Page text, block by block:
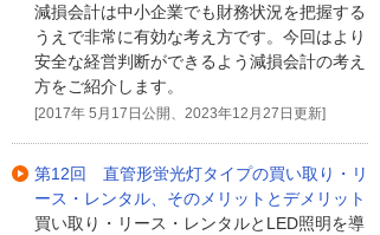
減損会計は中小企業でも財務状況を把握する
うえで非常に有効な考え方です。今回はより
安全な経営判断ができるよう減損会計の考え
方をご紹介します。
[2017年 5月17日公開、2023年12月27日更新]
第12回 直管形蛍光灯タイプの買い取り・リ
ース・レンタル、そのメリットとデメリット
買い取り・リース・レンタルとLED照明を導